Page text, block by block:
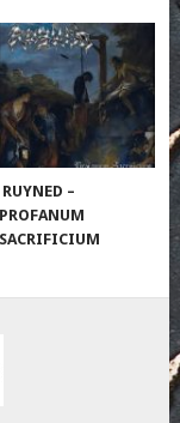
RUYNED –
PROFANUM
SACRIFICIUM